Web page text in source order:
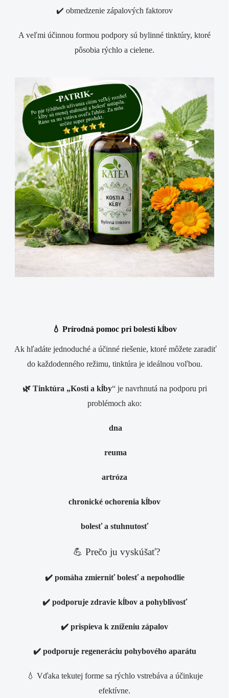
✔️ obmedzenie zápalových faktorov
A veľmi účinnou formou podpory sú bylinné tinktúry, ktoré
pôsobia rýchlo a cielene.
💧 Prírodná pomoc pri bolesti kĺbov
Ak hľadáte jednoduché a účinné riešenie, ktoré môžete zaradiť
do každodenného režimu, tinktúra je ideálnou voľbou.
🌿 Tinktúra „Kosti a kĺby“je navrhnutá na podporu pri
problémoch ako:
dna
reuma
artróza
chronické ochorenia kĺbov
bolesť a stuhnutosť
💪 Prečo ju vyskúšať?
✔️ pomáha zmierniť bolesť a nepohodlie
✔️ podporuje zdravie kĺbov a pohyblivosť
✔️ prispieva k zníženiu zápalov
✔️ podporuje regeneráciu pohybového aparátu
💧 Vďaka tekutej forme sa rýchlo vstrebáva a účinkuje
efektívne.